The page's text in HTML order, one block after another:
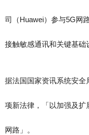
司（Huawei）参与5G网
接触敏感通讯和关键基础
据法国国家资讯系统安
项新法律，「以加强及
网路」。